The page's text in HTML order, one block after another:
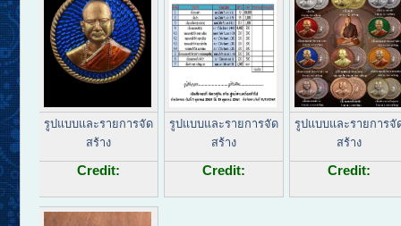
รูปแบบและรายการจัด
สร้าง
Credit:
รูปแบบและรายการจัด
สร้าง
Credit:
รูปแบบและรายการจั
สร้าง
Credit: